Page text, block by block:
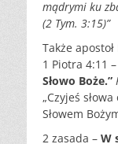
mądrymi ku
(2 Tym. 3:15)”
Także
1 Piotra 4:11 –
Słowo Boże.”
„Czyjeś
Słowem
2 zasada – W